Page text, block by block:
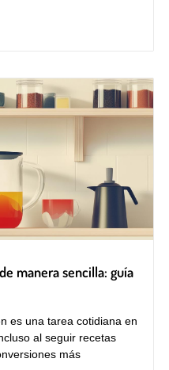
manera sencilla: guía
es una tarea cotidiana en
al seguir recetas
más